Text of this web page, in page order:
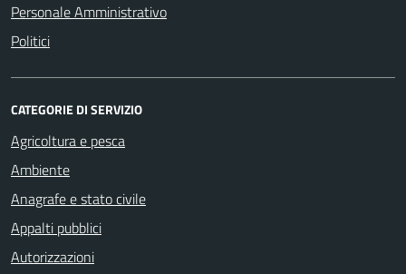
Personale Amministrativo
Politici
CATEGORIE DI SERVIZIO
Agricoltura e pesca
Ambiente
Anagrafe e stato civile
Appalti pubblici
Autorizzazioni